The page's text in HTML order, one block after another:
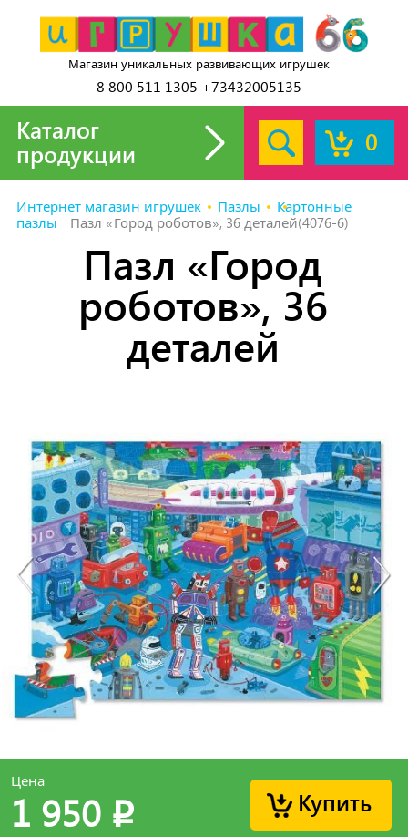
Магазин уникальных развивающих игрушек
8 800 511 1305 +73432005135
0
Каталог
продукции
Интернет магазин игрушек Пазлы
Картонные
пазлы
Пазл «Город роботов», 36 деталей(4076-6)
Пазл «Город
роботов», 36
деталей
Купить
Цена
1 950 p